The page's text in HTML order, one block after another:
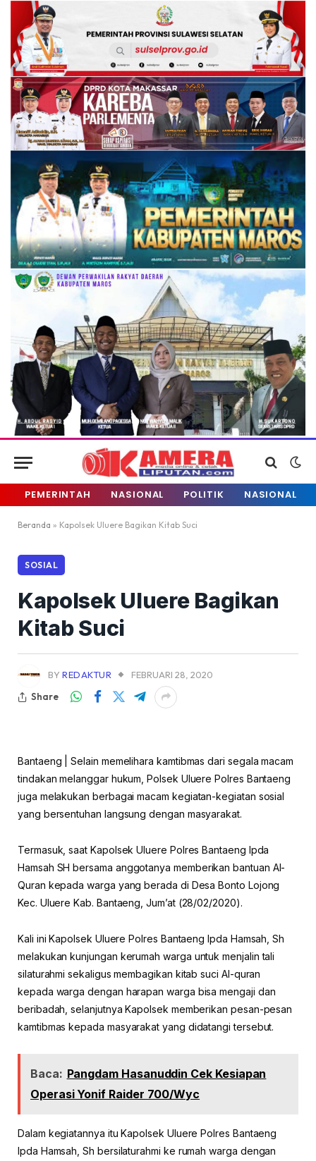
PEMERINTAH NASIONAL POLITIK NASIONAL
Beranda » Kapolsek Uluere Bagikan Kitab Suci
SOSIAL
Kapolsek Uluere Bagikan
Kitab Suci
BY REDAKTUR
FEBRUARI 28, 2020
Share
Bantaeng | Selain memelihara kamtibmas dari segala macam
tindakan melanggar hukum, Polsek Uluere Polres Bantaeng
juga melakukan berbagai macam kegiatan-kegiatan sosial
yang bersentuhan langsung dengan masyarakat.
Termasuk, saat Kapolsek Uluere Polres Bantaeng Ipda
Hamsah SH bersama anggotanya memberikan bantuan Al-
Quran kepada warga yang berada di Desa Bonto Lojong
Kec. Uluere Kab. Bantaeng, Jum’at (28/02/2020).
Kali ini Kapolsek Uluere Polres Bantaeng Ipda Hamsah, Sh
melakukan kunjungan kerumah warga untuk menjalin tali
silaturahmi sekaligus membagikan kitab suci Al-quran
kepada warga dengan harapan warga bisa mengaji dan
beribadah, selanjutnya Kapolsek memberikan pesan-pesan
kamtibmas kepada masyarakat yang didatangi tersebut.
Baca: Pangdam Hasanuddin Cek Kesiapan
Operasi Yonif Raider 700/Wyc
Dalam kegiatannya itu Kapolsek Uluere Polres Bantaeng
Ipda Hamsah, Sh bersilaturahmi ke rumah warga dengan